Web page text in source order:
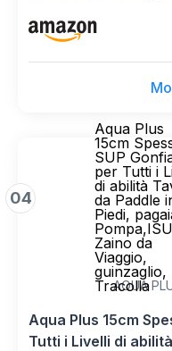
pompa, zaino, kit
04
Aqua Plus
15cm
SUP
per Tutti i
di abilità
da Paddle
Piedi,
Zaino da
Viaggio,
guinzaglio,
Tracolla
AQUA
Aqua Plus 15cm
Tutti i Livelli di